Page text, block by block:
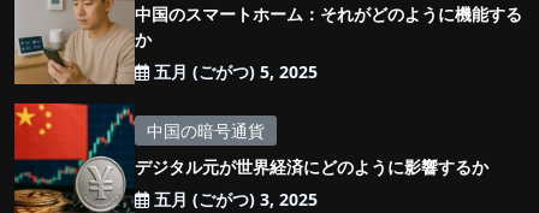
中国のスマートホーム：それがどのように機能する
か
五月 (ごがつ) 5, 2025
中国の暗号通貨
デジタル元が世界経済にどのように影響するか
五月 (ごがつ) 3, 2025